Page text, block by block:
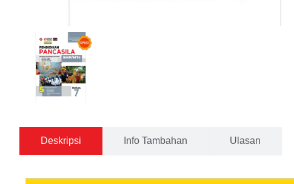
Deskripsi Info Tambahan Ulasan